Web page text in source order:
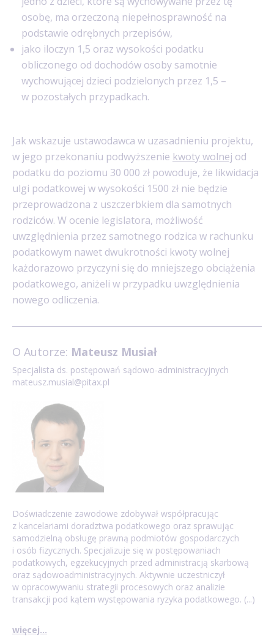
osobę, ma orzeczoną niepełnosprawność na
podstawie odrębnych przepisów,
jako iloczyn 1,5 oraz wysokości podatku
obliczonego od dochodów osoby samotnie
wychowującej dzieci podzielonych przez 1,5 –
w pozostałych przypadkach.
Jak wskazuje ustawodawca w uzasadnieniu projektu,
w jego przekonaniu podwyższenie kwoty wolnej od
podatku do poziomu 30 000 zł powoduje, że likwidacja
ulgi podatkowej w wysokości 1500 zł nie będzie
przeprowadzona z uszczerbkiem dla samotnych
rodziców. W ocenie legislatora, możliwość
uwzględnienia przez samotnego rodzica w rachunku
podatkowym nawet dwukrotności kwoty wolnej
każdorazowo przyczyni się do mniejszego obciążenia
podatkowego, aniżeli w przypadku uwzględnienia
nowego odliczenia.
O Autorze: Mateusz Musiał
Specjalista ds. postępowań sądowo-administracyjnych
mateusz.musial@pitax.pl
Doświadczenie zawodowe zdobywał współpracując
z kancelariami doradztwa podatkowego oraz sprawując
samodzielną obsługę prawną podmiotów gospodarczych
i osób fizycznych. Specjalizuje się w postępowaniach
podatkowych, egzekucyjnych przed administracją skarbową
oraz sądowoadministracyjnych. Aktywnie uczestniczył
w opracowywaniu strategii procesowych oraz analizie
transakcji pod kątem występowania ryzyka podatkowego. (...)
więcej...